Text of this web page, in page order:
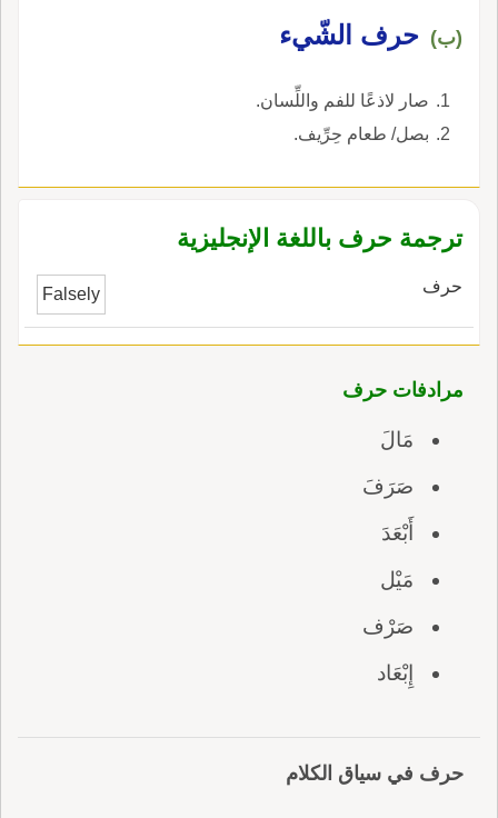
نُحارِف والحُرْفُ: حَبُّ الرَّشادِ، واحدته حُرْفةٌ.
(ب) حرف الشّيء
صار لاذعًا للفم واللِّسان.
بصل/ طعام حِرِّيف.
ترجمة حرف باللغة الإنجليزية
حرف Falsely
مرادفات حرف
مَالَ
صَرَفَ
أَبْعَدَ
مَيْل
صَرْف
إِبْعَاد
حرف في سياق الكلام